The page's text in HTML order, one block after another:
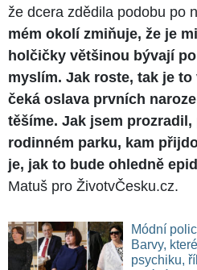
že dcera zdědila podobu po
mém okolí zmiňuje, že je
holčičky většinou bývají
myslím. Jak roste, tak je
čeká oslava prvních
těšíme. Jak jsem
rodinném parku, kam
je, jak to bude ohledně
Matuš pro ŽivotvČesku.cz.
Módní
Barvy,
psychiku,